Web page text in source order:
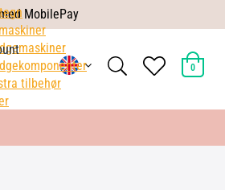
MobilePay
search heart
light
0
tilbehør